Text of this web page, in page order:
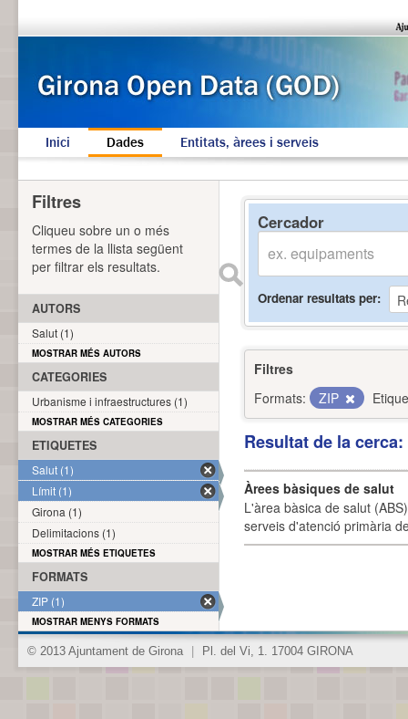
Inici Dades Entitats, àrees i serveis
Cercador
Ordenar resultats per
Filtres
Formats:
ZIP
Resultat de la
Àrees bàsiques de salut
L'àrea bàsica de salut
serveis d'atenció primària
Filtres
Cliqueu sobre un o més
termes de la llista següent
per filtrar els resultats.
AUTORS
Salut (1)
MOSTRAR MÉS AUTORS
CATEGORIES
Urbanisme i infraestructures (1)
MOSTRAR MÉS CATEGORIES
ETIQUETES
Salut (1)
Límit (1)
Girona (1)
Delimitacions (1)
MOSTRAR MÉS ETIQUETES
FORMATS
ZIP (1)
MOSTRAR MENYS FORMATS
© 2013 Ajuntament de Girona Pl. del Vi, 1. 17004 GIRONA